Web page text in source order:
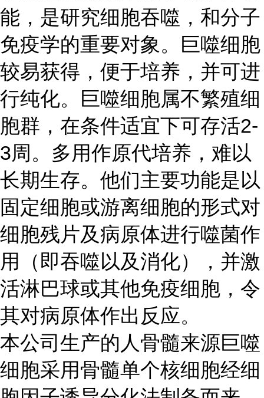
能，是研究细胞吞噬，和分子
免疫学的重要对象。巨噬细胞
较易获得，便于培养，并可进
行纯化。巨噬细胞属不繁殖细
胞群，在条件适宜下可存活2-
3周。多用作原代培养，难以
长期生存。他们主要功能是以
固定细胞或游离细胞的形式对
细胞残片及病原体进行噬菌作
用（即吞噬以及消化），并激
活淋巴球或其他免疫细胞，令
其对病原体作出反应。
本公司生产的人骨髓来源巨噬
细胞采用骨髓单个核细胞经细